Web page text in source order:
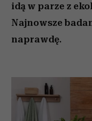
idą w parze z
Najnowsze
naprawdę.